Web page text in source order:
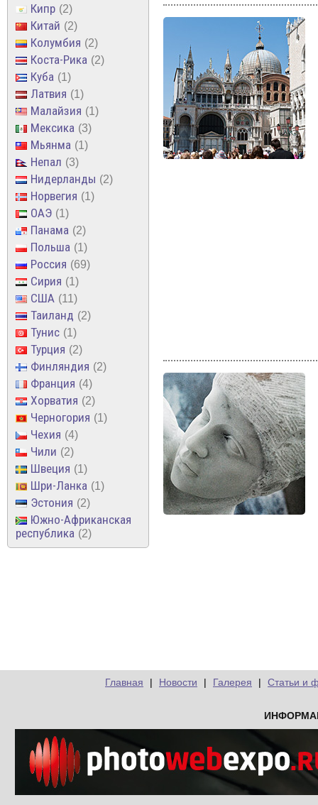
Кипр 2
Китай 2
Колумбия 2
Коста-Рика 2
Куба 1
Латвия 1
Малайзия 1
Мексика 3
Мьянма 1
Непал 3
Нидерланды 2
Норвегия 1
ОАЭ 1
Панама 2
Польша 1
Россия 69
Сирия 1
США 11
Таиланд 2
Тунис 1
Турция 2
Финляндия 2
Франция 4
Хорватия 2
Черногория 1
Чехия 4
Чили 2
Швеция 1
Шри-Ланка 1
Эстония 2
Южно-Африканская
республика
2
Главная | Новости | Галерея | Статьи и